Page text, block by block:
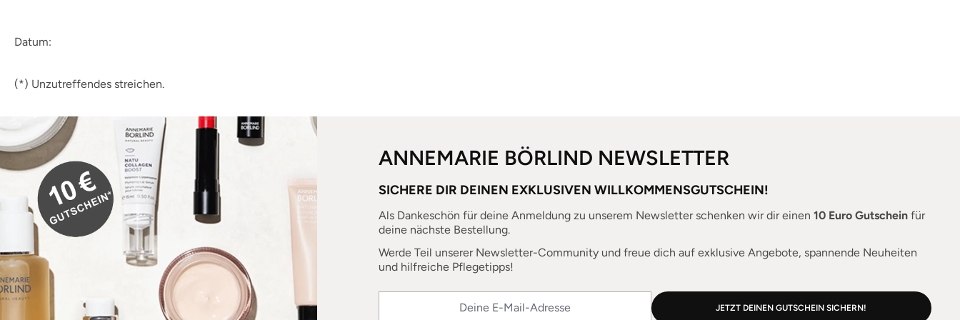
Datum:
(*) Unzutreffendes streichen.
ANNEMARIE BÖRLIND NEWSLETTER
SICHERE DIR DEINEN EXKLUSIVEN WILLKOMMENSGUTSCHEIN!
Als Dankeschön für deine Anmeldung zu unserem Newsletter schenken wir dir einen 10 Euro Gutscheinfür
deine nächste Bestellung.
Werde Teil unserer Newsletter-Community und freue dich auf exklusive Angebote, spannende Neuheiten
und hilfreiche Pflegetipps!
JETZT DEINEN GUTSCHEIN SICHERN!